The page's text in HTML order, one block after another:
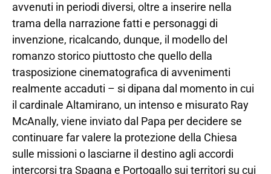
avvenuti in periodi diversi, oltre a inserire nella
trama della narrazione fatti e personaggi di
invenzione, ricalcando, dunque, il modello del
romanzo storico piuttosto che quello della
trasposizione cinematografica di avvenimenti
realmente accaduti – si dipana dal momento in cui
il cardinale Altamirano, un intenso e misurato Ray
McAnally, viene inviato dal Papa per decidere se
continuare far valere la protezione della Chiesa
sulle missioni o lasciarne il destino agli accordi
intercorsi tra Spagna e Portogallo sui territori su cui